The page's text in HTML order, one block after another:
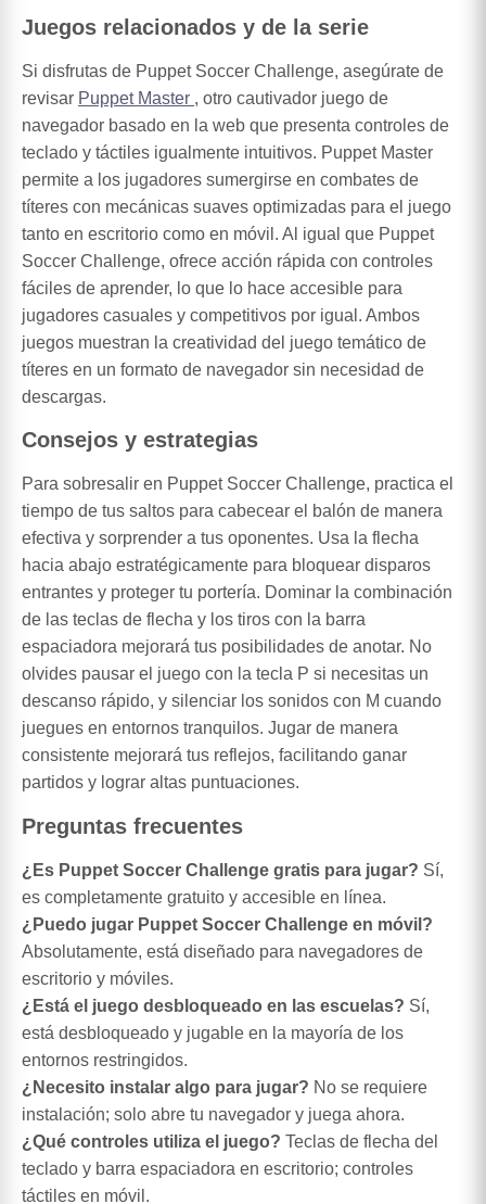
Juegos relacionados y de la serie
Si disfrutas de Puppet Soccer Challenge, asegúrate de
revisar Puppet Master , otro cautivador juego de
navegador basado en la web que presenta controles de
teclado y táctiles igualmente intuitivos. Puppet Master
permite a los jugadores sumergirse en combates de
títeres con mecánicas suaves optimizadas para el juego
tanto en escritorio como en móvil. Al igual que Puppet
Soccer Challenge, ofrece acción rápida con controles
fáciles de aprender, lo que lo hace accesible para
jugadores casuales y competitivos por igual. Ambos
juegos muestran la creatividad del juego temático de
títeres en un formato de navegador sin necesidad de
descargas.
Consejos y estrategias
Para sobresalir en Puppet Soccer Challenge, practica el
tiempo de tus saltos para cabecear el balón de manera
efectiva y sorprender a tus oponentes. Usa la flecha
hacia abajo estratégicamente para bloquear disparos
entrantes y proteger tu portería. Dominar la combinación
de las teclas de flecha y los tiros con la barra
espaciadora mejorará tus posibilidades de anotar. No
olvides pausar el juego con la tecla P si necesitas un
descanso rápido, y silenciar los sonidos con M cuando
juegues en entornos tranquilos. Jugar de manera
consistente mejorará tus reflejos, facilitando ganar
partidos y lograr altas puntuaciones.
Preguntas frecuentes
¿Es Puppet Soccer Challenge gratis para jugar? Sí,
es completamente gratuito y accesible en línea.
¿Puedo jugar Puppet Soccer Challenge en móvil?
Absolutamente, está diseñado para navegadores de
escritorio y móviles.
¿Está el juego desbloqueado en las escuelas? Sí,
está desbloqueado y jugable en la mayoría de los
entornos restringidos.
¿Necesito instalar algo para jugar? No se requiere
instalación; solo abre tu navegador y juega ahora.
¿Qué controles utiliza el juego? Teclas de flecha del
teclado y barra espaciadora en escritorio; controles
táctiles en móvil.